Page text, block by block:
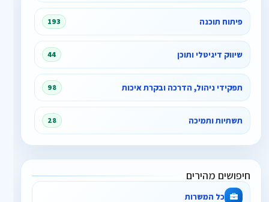
פיתוח תוכנה 193
שיווק דיגיטלי ותוכן 44
תפקידי ניהול, הדרכה ובקרת איכות 98
תשתיות ותמיכה 28
חיפושים מהירים
כל המשרות